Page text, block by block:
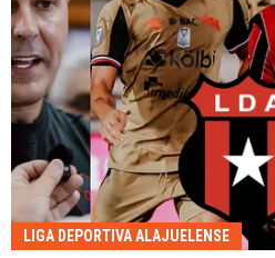
LIGA DEPORTIVA ALAJUELENSE